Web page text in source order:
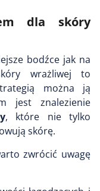
dla skóry
bodźce jak na
wrażliwej to
można ją
jest znalezienie
, które nie tylko
skórę.
zwrócić uwagę